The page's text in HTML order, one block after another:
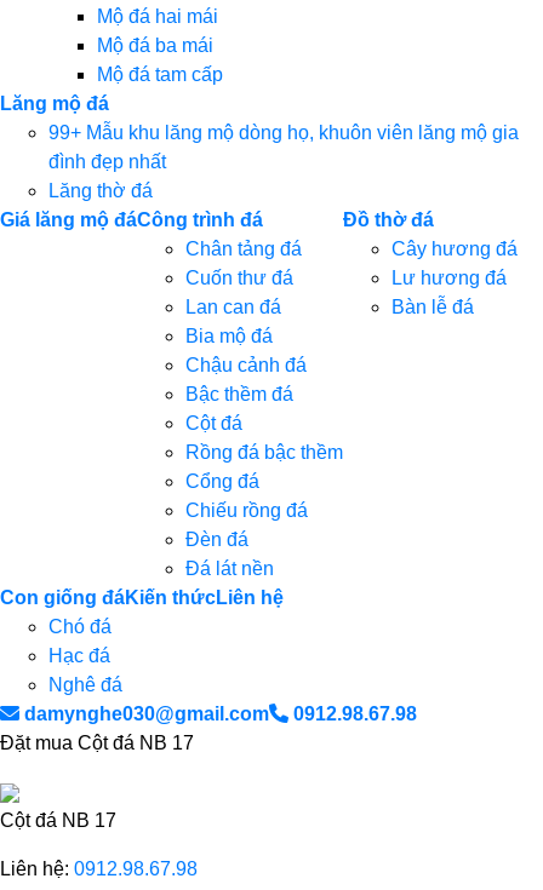
Mộ đá hai mái
Mộ đá ba mái
Mộ đá tam cấp
Lăng mộ đá
99+ Mẫu khu lăng mộ dòng họ, khuôn viên lăng mộ gia
đình đẹp nhất
Lăng thờ đá
Giá lăng mộ đáCông trình đá
Chân tảng đá
Cuốn thư đá
Lan can đá
Bia mộ đá
Chậu cảnh đá
Bậc thềm đá
Cột đá
Rồng đá bậc thềm
Cổng đá
Chiếu rồng đá
Đèn đá
Đá lát nền
Đồ thờ đá
Cây hương đá
Lư hương đá
Bàn lễ đá
Con giống đá
Chó đá
Hạc đá
Nghê đá
Kiến thứcLiên hệ
damynghe030@gmail.com
0912.98.67.98
Đặt mua Cột đá NB 17
Cột đá NB 17
Liên hệ: 0912.98.67.98